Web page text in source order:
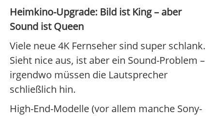
Heimkino-Upgrade: Bild ist King – aber
Sound ist Queen
Viele neue 4K Fernseher sind super schlank.
Sieht nice aus, ist aber ein Sound-Problem –
irgendwo müssen die Lautsprecher
schließlich hin.
High-End-Modelle (vor allem manche Sony-